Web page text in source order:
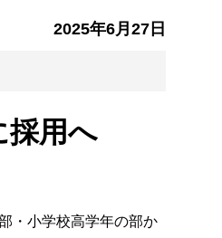
2025年6月27日
採用へ
・小学校高学年の部か